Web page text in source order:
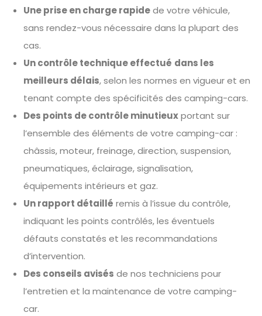
Une prise en charge rapidede votre véhicule,
sans rendez-vous nécessaire dans la plupart des
cas.
Un contrôle technique effectué dans les
meilleurs délais, selon les normes en vigueur et en
tenant compte des spécificités des camping-cars.
Des points de contrôle minutieuxportant sur
l’ensemble des éléments de votre camping-car :
châssis, moteur, freinage, direction, suspension,
pneumatiques, éclairage, signalisation,
équipements intérieurs et gaz.
Un rapport détaillé remis à l’issue du contrôle,
indiquant les points contrôlés, les éventuels
défauts constatés et les recommandations
d’intervention.
Des conseils avisés de nos techniciens pour
l’entretien et la maintenance de votre camping-
car.